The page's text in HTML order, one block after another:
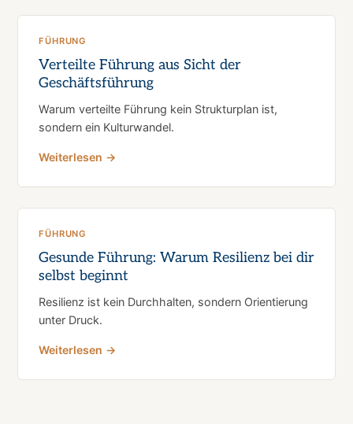
FÜHRUNG
Verteilte Führung aus Sicht der
Geschäftsführung
Warum verteilte Führung kein Strukturplan ist,
sondern ein Kulturwandel.
Weiterlesen →
FÜHRUNG
Gesunde Führung: Warum Resilienz bei dir
selbst beginnt
Resilienz ist kein Durchhalten, sondern Orientierung
unter Druck.
Weiterlesen →